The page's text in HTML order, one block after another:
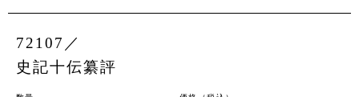
72107／
史記十伝纂評